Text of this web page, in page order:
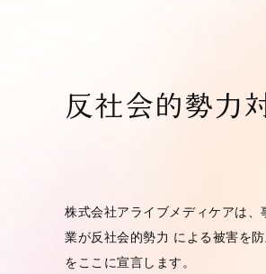
反社会的勢力
株式会社アライブメディケアは
業が反社会的勢力 による被害を
をここに宣言します。